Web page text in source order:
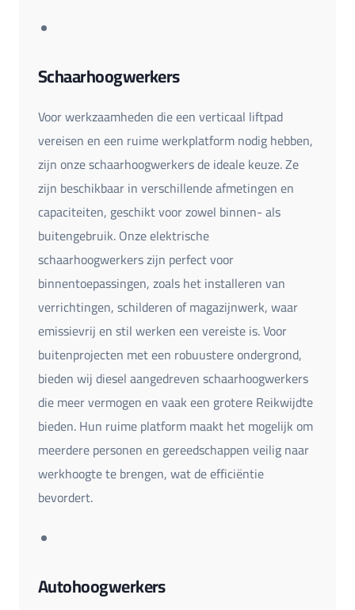
Schaarhoogwerkers
Voor werkzaamheden die een verticaal liftpad
vereisen en een ruime werkplatform nodig hebben,
zijn onze schaarhoogwerkers de ideale keuze. Ze
zijn beschikbaar in verschillende afmetingen en
capaciteiten, geschikt voor zowel binnen- als
buitengebruik. Onze elektrische
schaarhoogwerkers zijn perfect voor
binnentoepassingen, zoals het installeren van
verrichtingen, schilderen of magazijnwerk, waar
emissievrij en stil werken een vereiste is. Voor
buitenprojecten met een robuustere ondergrond,
bieden wij diesel aangedreven schaarhoogwerkers
die meer vermogen en vaak een grotere Reikwijdte
bieden. Hun ruime platform maakt het mogelijk om
meerdere personen en gereedschappen veilig naar
werkhoogte te brengen, wat de efficiëntie
bevordert.
Autohoogwerkers